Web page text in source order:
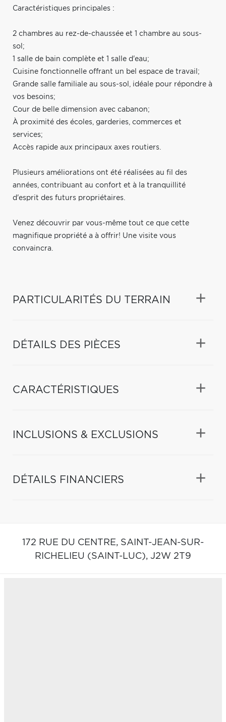
Caractéristiques principales :
2 chambres au rez-de-chaussée et 1 chambre au sous-
sol;
1 salle de bain complète et 1 salle d'eau;
Cuisine fonctionnelle offrant un bel espace de travail;
Grande salle familiale au sous-sol, idéale pour répondre à
vos besoins;
Cour de belle dimension avec cabanon;
À proximité des écoles, garderies, commerces et
services;
Accès rapide aux principaux axes routiers.
Plusieurs améliorations ont été réalisées au fil des
années, contribuant au confort et à la tranquillité
d'esprit des futurs propriétaires.
Venez découvrir par vous-même tout ce que cette
magnifique propriété a à offrir! Une visite vous
convaincra.
PARTICULARITÉS DU TERRAIN
DÉTAILS DES PIÈCES
CARACTÉRISTIQUES
INCLUSIONS & EXCLUSIONS
DÉTAILS FINANCIERS
172 RUE DU CENTRE, SAINT-JEAN-SUR-
RICHELIEU (SAINT-LUC), J2W 2T9